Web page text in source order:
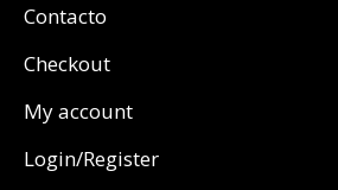
Contacto
Checkout
My account
Login/Register